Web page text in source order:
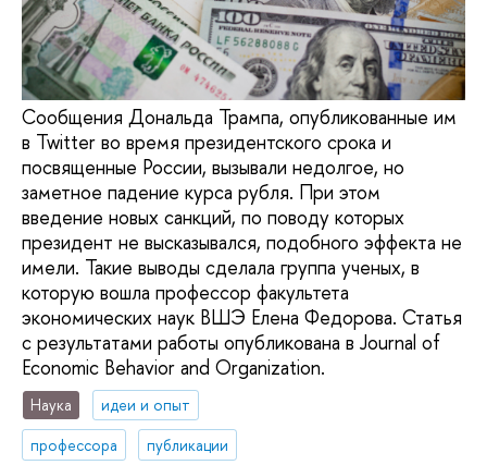
Сообщения Дональда Трампа, опубликованные им
в Twitter во время президентского срока и
посвященные России, вызывали недолгое, но
заметное падение курса рубля. При этом
введение новых санкций, по поводу которых
президент не высказывался, подобного эффекта не
имели. Такие выводы сделала группа ученых, в
которую вошла профессор факультета
экономических наук ВШЭ Елена Федорова. Статья
с результатами работы опубликована в Journal of
Economic Behavior and Organization.
Наука
идеи и опыт
профессора
публикации